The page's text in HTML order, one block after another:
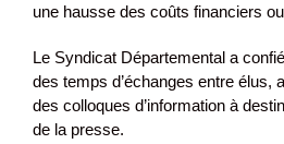
une hausse des coûts financiers
Le Syndicat Départemental a
des temps d’échanges entre élus,
des colloques d’information à
de la presse.